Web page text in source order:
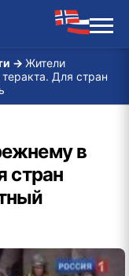
→ Жители
Для стран
в
стран